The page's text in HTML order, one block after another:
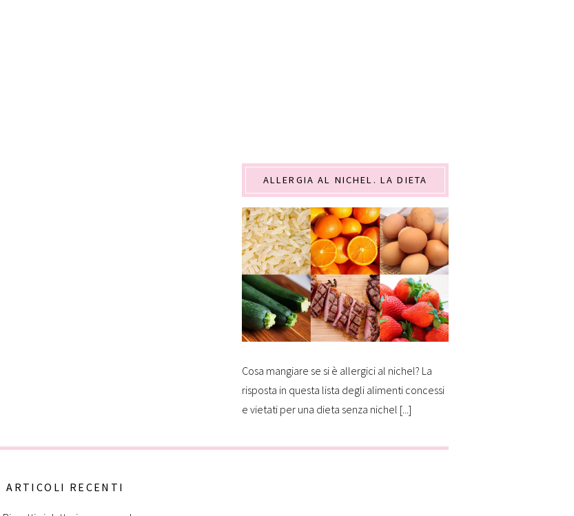
ALLERGIA AL NICHEL. LA DIETA
Cosa mangiare se si è allergici al nichel? La
risposta in questa lista degli alimenti concessi
e vietati per una dieta senza nichel [...]
ARTICOLI RECENTI